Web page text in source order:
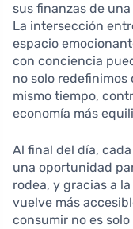
sus finanzas de
La intersección
espacio
con conciencia
no solo redefinimos
mismo tiempo,
economía más
Al final del día,
una oportunidad
rodea, y gracias a
vuelve más
consumir no es